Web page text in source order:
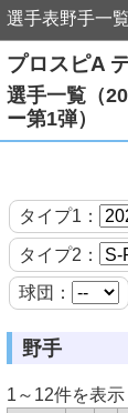
選手表野手一
プロスピA
選手一覧（
ー第1弾）
タイプ1：
タイプ2：
球団：
野手
1～12件を表示